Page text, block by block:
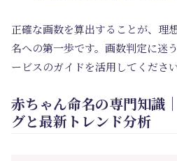
正確な画数を算出することが、理
名への第一歩です。画数判定に迷
ービスのガイドを活用してください
赤ちゃん命名の専門知識
グと最新トレンド分析